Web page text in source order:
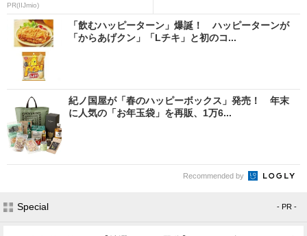
PR(IIJmio)
「飲むハッピーターン」爆誕！ ハッピーターンが
「からあげクン」「Lチキ」と初のコ...
紀ノ国屋が「春のハッピーボックス」発売！ 年末
に人気の「お年玉袋」を再販、1万6...
Recommended by
Special - PR -